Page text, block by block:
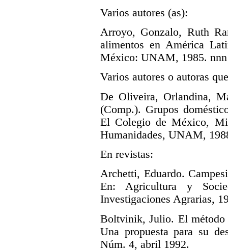
Varios autores (as):
Arroyo, Gonzalo, Ruth
alimentos en América
México: UNAM, 1985.
Varios autores o autoras
De Oliveira, Orlandina,
(Comp.). Grupos
El Colegio de México,
Humanidades, UNAM,
En revistas:
Archetti, Eduardo.
En: Agricultura y
Investigaciones Agrarias,
Boltvinik, Julio. El método
Una propuesta para su
Núm. 4, abril 1992.